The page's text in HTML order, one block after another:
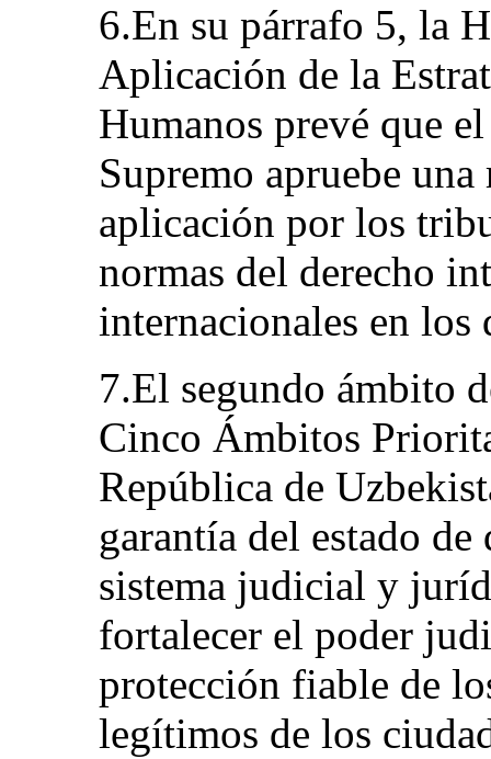
6.En su párrafo 5, la
Aplicación de la
Humanos prevé que
Supremo apruebe
aplicación por los
normas del derecho
internacionales en los
7.El segundo ámbito
Cinco Ámbitos
República de
garantía del estado
sistema judicial y
fortalecer el poder
protección fiable de
legítimos de los